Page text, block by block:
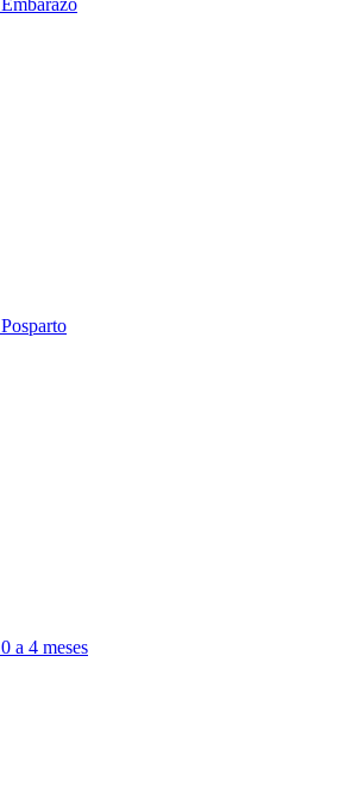
Embarazo
Posparto
0 a 4 meses